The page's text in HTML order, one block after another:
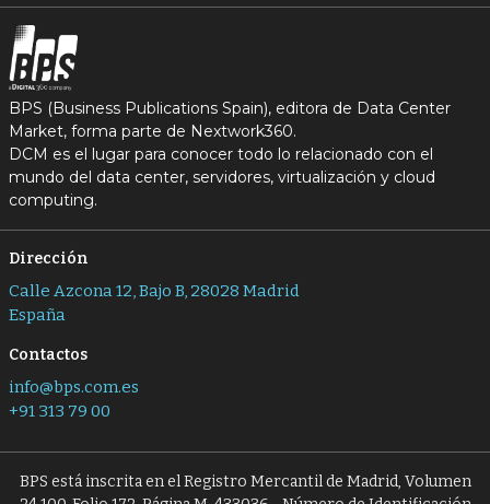
BPS (Business Publications Spain), editora de Data Center
Market, forma parte de Nextwork360.
DCM es el lugar para conocer todo lo relacionado con el
mundo del data center, servidores, virtualización y cloud
computing.
Dirección
Calle Azcona 12, Bajo B, 28028 Madrid
España
Contactos
info@bps.com.es
+91 313 79 00
BPS está inscrita en el Registro Mercantil de Madrid, Volumen